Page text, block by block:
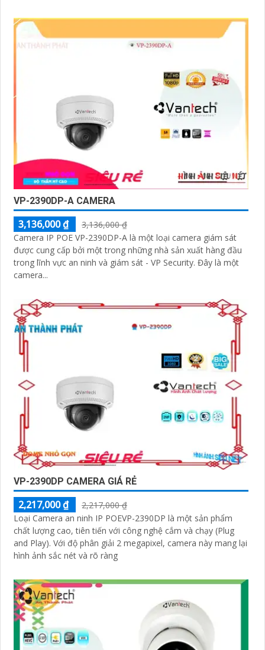
VP-2390DP-A CAMERA
3,136,000 ₫
3,136,000 ₫
Camera IP POE VP-2390DP-A là một loại camera giám sát
được cung cấp bởi một trong những nhà sản xuất hàng đầu
trong lĩnh vực an ninh và giám sát - VP Security. Đây là một
camera...
VP-2390DP CAMERA GIÁ RẺ
2,217,000 ₫
2,217,000 ₫
Loại Camera an ninh IP POEVP-2390DP là một sản phẩm
chất lượng cao, tiên tiến với công nghệ cắm và chạy (Plug
and Play). Với độ phân giải 2 megapixel, camera này mang lại
hình ảnh sắc nét và rõ ràng